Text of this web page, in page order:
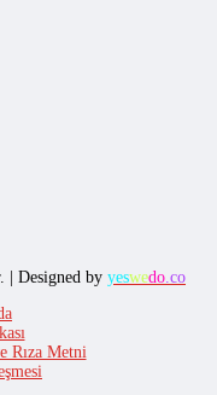
| Designed by yeswedo .co
Rıza Metni